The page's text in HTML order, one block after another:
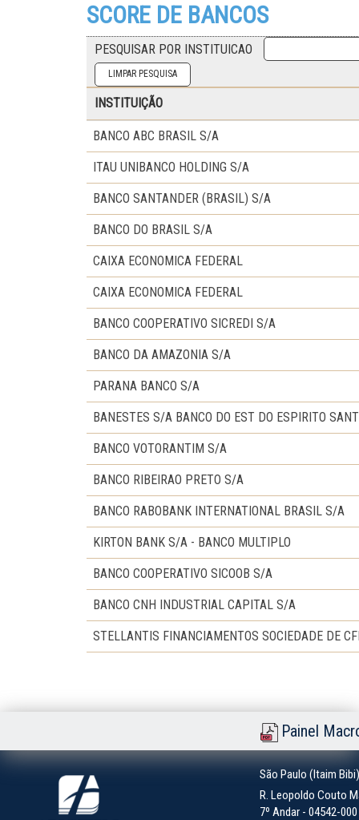
SCORE DE BANCOS
PESQUISAR POR INSTITUICAO
INSTITUIÇÃO
BANCO ABC BRASIL S/A
ITAU UNIBANCO HOLDING S/A
BANCO SANTANDER (BRASIL) S/A
BANCO DO BRASIL S/A
CAIXA ECONOMICA FEDERAL
CAIXA ECONOMICA FEDERAL
BANCO COOPERATIVO SICREDI S/A
BANCO DA AMAZONIA S/A
PARANA BANCO S/A
BANESTES S/A BANCO DO EST DO ESPIRITO
BANCO VOTORANTIM S/A
BANCO RIBEIRAO PRETO S/A
BANCO RABOBANK INTERNATIONAL BRASIL S/A
KIRTON BANK S/A - BANCO MULTIPLO
BANCO COOPERATIVO SICOOB S/A
BANCO CNH INDUSTRIAL CAPITAL S/A
STELLANTIS FINANCIAMENTOS SOCIEDADE DE
Painel
São Paulo (Itaim Bibi)
R. Leopoldo Couto
7º Andar - 04542-